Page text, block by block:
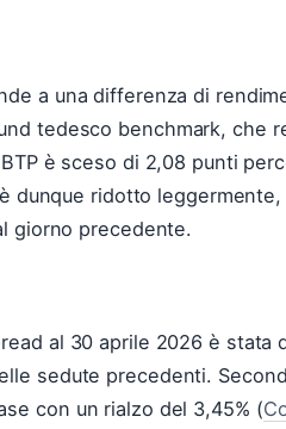
a una differenza di
tedesco benchmark, che
è sceso di 2,08 punti
dunque ridotto
giorno precedente.
al 30 aprile 2026 è stata
sedute precedenti.
con un rialzo del 3,45% (